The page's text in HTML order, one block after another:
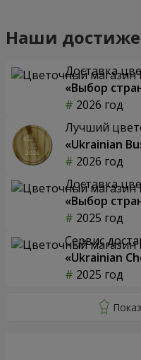
Наши
Доставка
«Выбор
2026 год
Лучший
«Ukrainian
2026 год
Доставка
«Выбор
2025 год
Сервис
«Ukrainian
2025 год